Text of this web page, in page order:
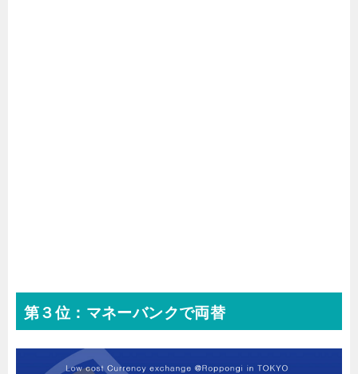
第３位：マネーバンクで両替